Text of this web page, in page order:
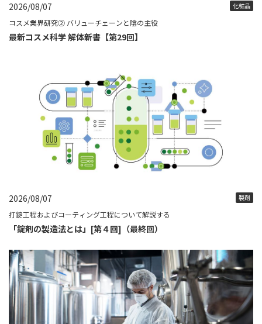
2026/08/07 化粧品
コスメ業界研究② バリューチェーンと陰の主役
最新コスメ科学 解体新書【第29回】
2026/08/07 製剤
打錠工程およびコーティング工程について解説する
「錠剤の製造法とは」[第４回]（最終回）